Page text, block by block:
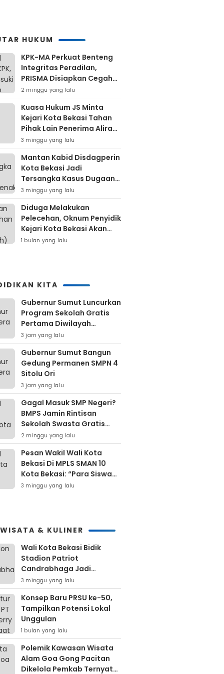
HUKUM
KPK-MA Perkuat Benteng
Integritas Peradilan,
PRISMA Disiapkan Cegah
Korupsi Sejak Hulu
2 minggu yang lalu
Kuasa Hukum JS Minta
Kejari Kota Bekasi Tahan
Pihak Lain Penerima Aliran
Dana Rp80 Juta
3 minggu yang lalu
Mantan Kabid Disdagperin
Kota Bekasi Jadi
Tersangka Kasus Dugaan
Pungli MCK Pasar
Bantargebang
3 minggu yang lalu
Diduga Melakukan
Pelecehan, Oknum Penyidik
Kejari Kota Bekasi Akan
Dilaporkan
1 bulan yang lalu
KITA
Gubernur Sumut Luncurkan
Program Sekolah Gratis
Pertama Diwilayah
Kepulauan Nias
3 jam yang lalu
Gubernur Sumut Bangun
Gedung Permanen SMPN 4
Sitolu Ori
3 jam yang lalu
Gagal Masuk SMP Negeri?
BMPS Jamin Rintisan
Sekolah Swasta Gratis
Untuk Masyarakat Kota
Bekasi
2 minggu yang lalu
Pesan Wakil Wali Kota
Bekasi Di MPLS SMAN 10
Kota Bekasi: “Para Siswa
Hindari Perilaku Yang
3 minggu yang lalu
& KULINER
Wali Kota Bekasi Bidik
Stadion Patriot
Candrabhaga Jadi
Kawasan Sport City Dan
Sport Tourism
3 minggu yang lalu
Konsep Baru PRSU ke-50,
Tampilkan Potensi Lokal
Unggulan
1 bulan yang lalu
Polemik Kawasan Wisata
Alam Goa Gong Pacitan
Dikelola Pemkab Ternyata